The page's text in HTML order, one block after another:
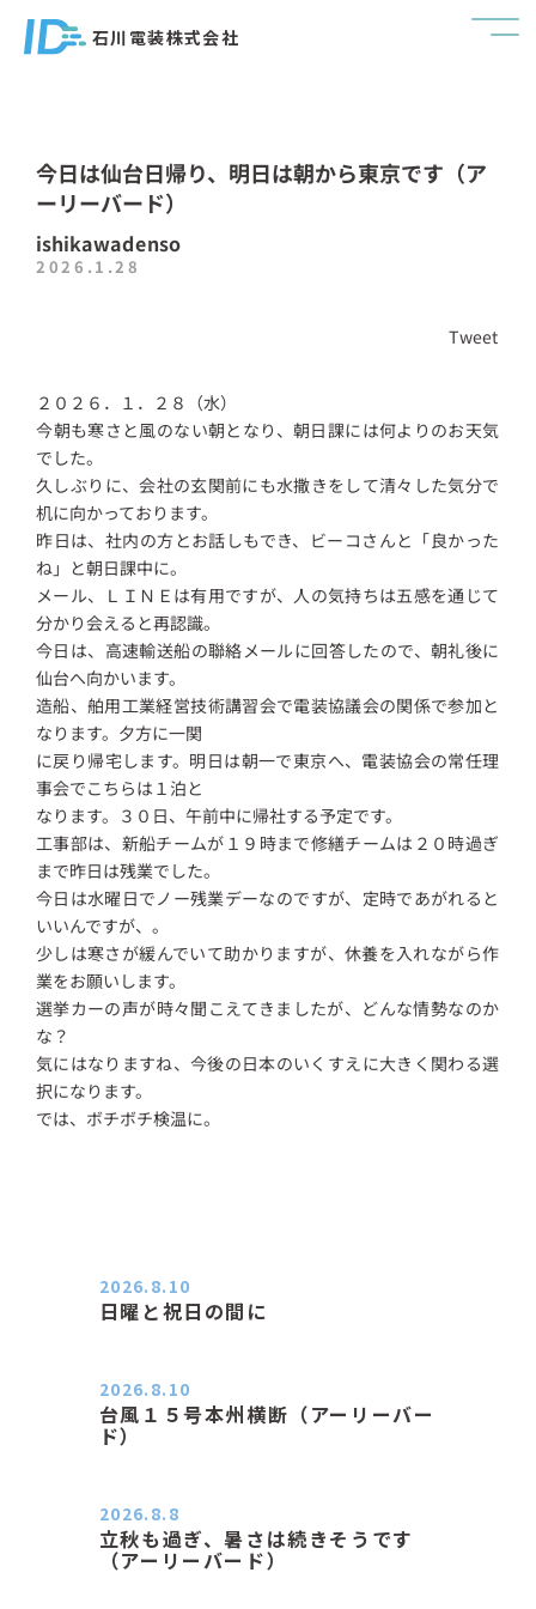
石川電装株式会社
今日は仙台日帰り、明日は朝から東京です（ア
ーリーバード）
ishikawadenso
2026.1.28
Tweet
２０２６．１．２８（水）
今朝も寒さと風のない朝となり、朝日課には何よりのお天気
でした。
久しぶりに、会社の玄関前にも水撒きをして清々した気分で
机に向かっております。
昨日は、社内の方とお話しもでき、ビーコさんと「良かった
ね」と朝日課中に。
メール、ＬＩＮＥは有用ですが、人の気持ちは五感を通じて
分かり会えると再認識。
今日は、高速輸送船の聯絡メールに回答したので、朝礼後に
仙台へ向かいます。
造船、舶用工業経営技術講習会で電装協議会の関係で参加と
なります。夕方に一関
に戻り帰宅します。明日は朝一で東京へ、電装協会の常任理
事会でこちらは１泊と
なります。３０日、午前中に帰社する予定です。
工事部は、新船チームが１９時まで修繕チームは２０時過ぎ
まで昨日は残業でした。
今日は水曜日でノー残業デーなのですが、定時であがれると
いいんですが、。
少しは寒さが緩んでいて助かりますが、休養を入れながら作
業をお願いします。
選挙カーの声が時々聞こえてきましたが、どんな情勢なのか
な？
気にはなりますね、今後の日本のいくすえに大きく関わる選
択になります。
では、ボチボチ検温に。
日曜と祝日の間に
2026.8.10
台風１５号本州横断（アーリーバー
ド）
2026.8.10
立秋も過ぎ、暑さは続きそうです
（アーリーバード）
2026.8.8